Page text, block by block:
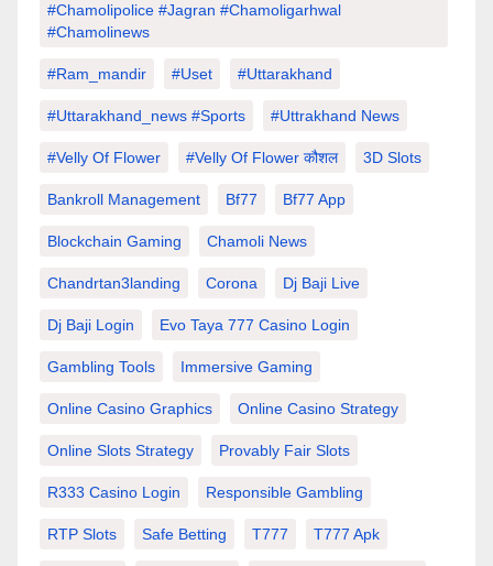
#chamolipolice #Jagran #chamoligarhwal
#chamolinews
#Ram_mandir #uset #uttarakhand
#Uttarakhand_news #sports #Uttrakhand News
#velly Of Flower #velly Of Flower कौशल 3D Slots
Bankroll Management Bf77 Bf77 App
Blockchain Gaming Chamoli News
Chandrtan3landing Corona Dj Baji Live
Dj Baji Login Evo Taya 777 Casino Login
Gambling Tools Immersive Gaming
Online Casino Graphics Online Casino Strategy
Online Slots Strategy Provably Fair Slots
R333 Casino Login Responsible Gambling
RTP Slots Safe Betting T777 T777 Apk